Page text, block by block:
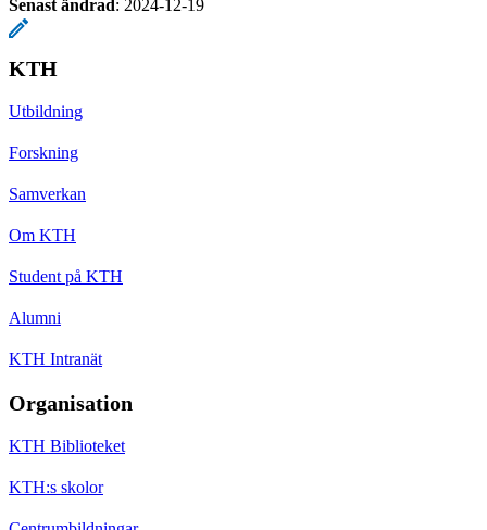
Senast ändrad : 2024-12-19
KTH
Utbildning
Forskning
Samverkan
Om KTH
Student på KTH
Alumni
KTH Intranät
Organisation
KTH Biblioteket
KTH:s skolor